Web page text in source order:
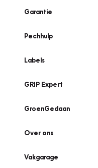
Garantie
Pechhulp
Labels
GRIP Expert
GroenGedaan
Over ons
Vakgarage